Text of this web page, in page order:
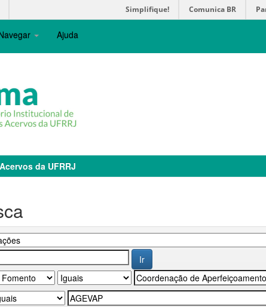
Simplifique! Comunica BR
Ajuda
da UFRRJ